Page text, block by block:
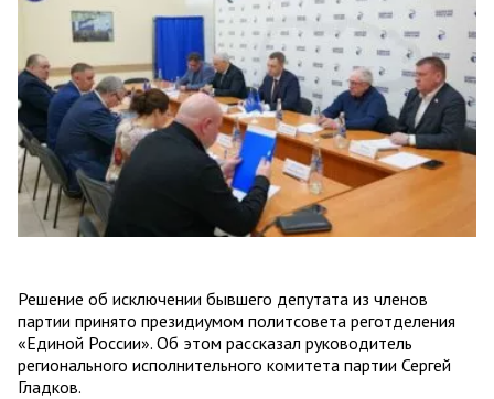
Решение об исключении бывшего депутата из членов
партии принято президиумом политсовета реготделения
«Единой России». Об этом рассказал руководитель
регионального исполнительного комитета партии Сергей
Гладков.